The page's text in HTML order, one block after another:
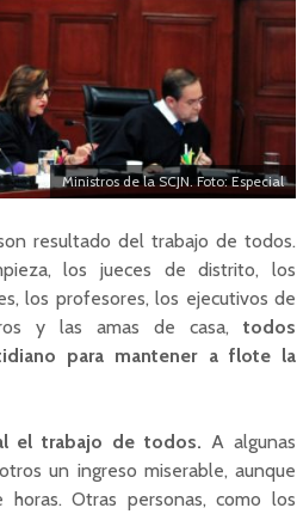
Ministros de la SCJN. Foto: Especial
resultado del trabajo de todos.
los jueces de distrito, los
los profesores, los ejecutivos de
y las amas de casa, todos
para mantener a flote la
el trabajo de todos. A algunas
un ingreso miserable, aunque
Otras personas, como los